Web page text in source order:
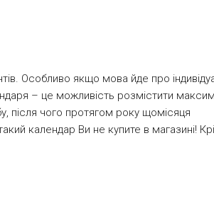
Особливо якщо мова йде про
– це можливість розмістити
після чого протягом року щомісяця
календар Ви не купите в магазині!